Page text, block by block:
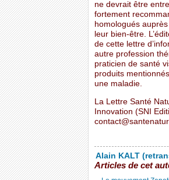
ne devrait être
fortement
homologués
leur bien-être.
de cette lettre
autre profession
praticien de santé
produits
une maladie.
La Lettre Santé
Innovation (SNI
Alain KALT
Articles de cet